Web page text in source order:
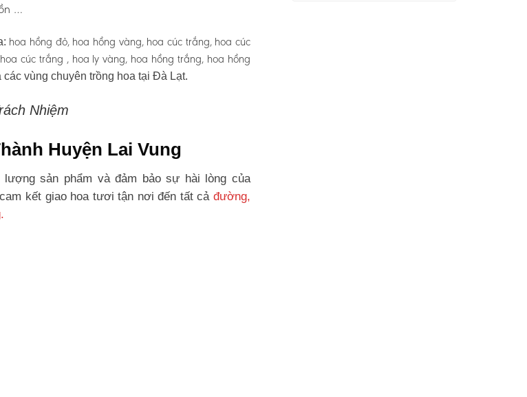
…
hoa hồng đỏ, hoa hồng vàng, hoa cúc trắng, hoa cúc
cúc trắng , hoa ly vàng, hoa hồng trắng, hoa hồng
vùng chuyên trồng hoa tại Đà Lạt.
Nhiệm
Huyện Lai Vung
lượng sản phẩm và đảm bảo sự hài lòng của
kết giao hoa tươi tận nơi đến tất cả đường,